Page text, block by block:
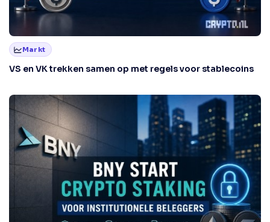
Markt
VS en VK trekken samen op met regels voor stablecoins